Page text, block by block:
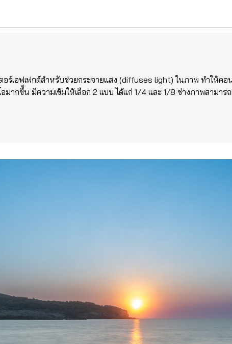
อร์เอฟเฟกต์สำหรับช่วยกระจายแสง (diffuses light) ในภาพ ทำให้ค
ากขึ้น มีความเข้มให้เลือก 2 แบบ ได้แก่ 1/4 และ 1/8 ช่างภาพสามารถ